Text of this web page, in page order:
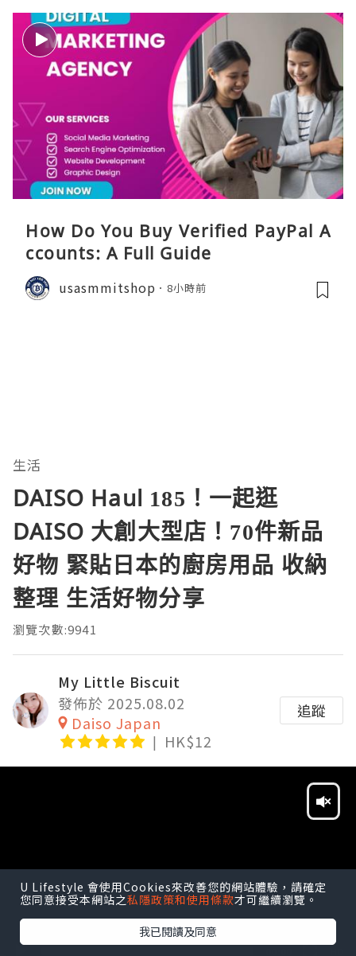
How Do You Buy Verified PayPal A
ccounts: A Full Guide
usasmmitshop 8小時前
生活
DAISO Haul 185！一起逛
DAISO 大創大型店！70件新品
好物 緊貼日本的廚房用品 收納
整理 生活好物分享
瀏覽次數:9941
My Little Biscuit
發佈於 2025.08.02
Daiso Japan
HK$12
追蹤
SD
U Lifestyle 會使用Cookies來改善您的網站體驗，請確定
您同意接受本網站之私隱政策和使用條款才可繼續瀏覽。
我已閱讀及同意